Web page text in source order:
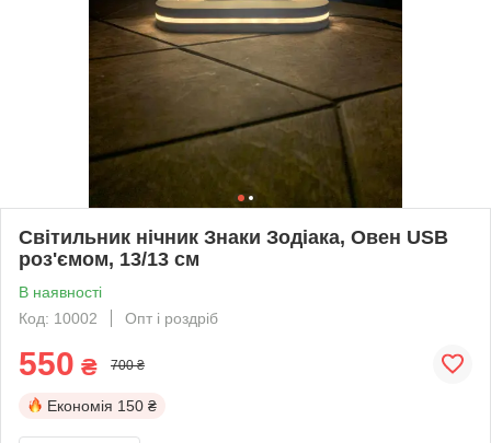
Світильник нічник Знаки Зодіака, Овен USB
роз'ємом, 13/13 см
В наявності
Код: 10002
Опт і роздріб
550 ₴ 700 ₴
Економія 150 ₴